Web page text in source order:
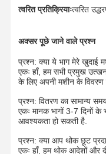
त्वरित प्रतिक्रियाःत्वरित
अक्सर पूछे जाने वाले प्रश्न
प्रश्न: क्या ये भाग मेरे
एकः हाँ, हम सभी प्रमुख
के लिए अपनी मशीन के
प्रश्न: वितरण का सामान्य
एकः मानक भागों 3-7 दिनों
आवश्यकता हो सकती है.
प्रश्न: क्या आप थोक छूट
एकः हाँ, हम थोक आदेशों और